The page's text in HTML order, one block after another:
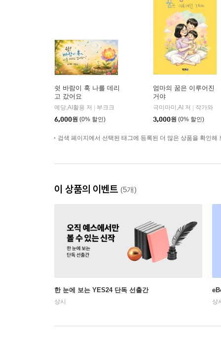
쉿 바람이 훅 나를 데리
고 갔어요
예당,AI활용 저 | 부크크
6,000원 (0% 할인)
엄마의 꿈은 이루어진
거야
극미마미,AI 저 | 작가와
3,000원 (0% 할인)
검색 페이지에서 선택된 태그에 등록된 더 많은 상품을 확인해
이 상품의 이벤트 (5개)
한 눈에 보는 YES24 단독 선출간
상시 상